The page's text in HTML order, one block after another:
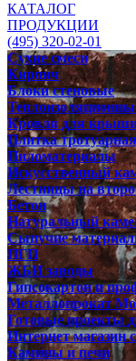
КАТАЛОГ
ПРОДУКЦИИ
(495) 320-02-01
Сухие смеси
Кирпич
Блоки стеновые
Кровля для
Плитка тротуарная
Пиломатериалы
Искусственный
Лестницы на
Бетон
Натуральный
Сыпучие
ПГП
ЖБИ заводы
Гипсокартон и
Металлопрокат
Готовые проекты
Интернет магазин
Камины и печи